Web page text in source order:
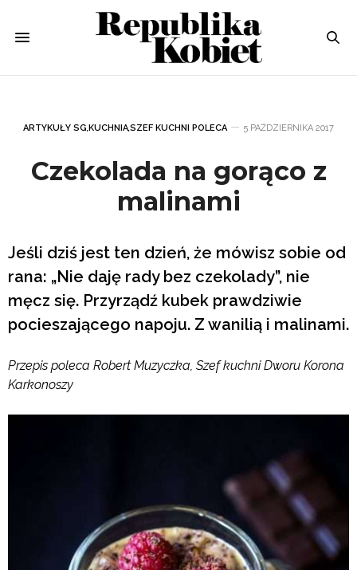
ARTYKUŁY SG,KUCHNIA,SZEF KUCHNI POLECA 5 PAŹDZIERNIKA 2017
Czekolada na gorąco z
malinami
Jeśli dziś jest ten dzień, że mówisz sobie od
rana: „Nie daję rady bez czekolady”, nie
męcz się. Przyrządź kubek prawdziwie
pocieszającego napoju. Z wanilią i malinami.
Przepis poleca Robert Muzyczka, Szef kuchni Dworu Korona
Karkonoszy